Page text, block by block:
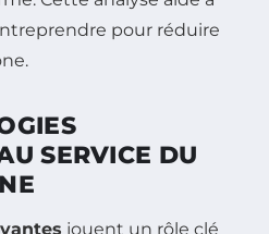
pour réduire
SERVICE DU
jouent un rôle clé